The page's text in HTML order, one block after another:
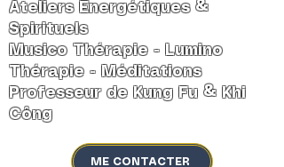
Ateliers Energétiques &
Spirituels
Musico Thérapie - Lumino
Thérapie - Méditations
Professeur de Kung Fu & Khi
Công
ME CONTACTER